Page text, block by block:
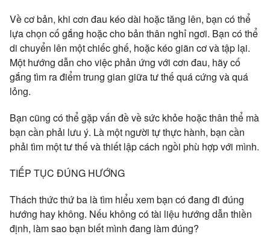
Về cơ bản, khi cơn đau kéo dài hoặc tăng lên, bạn có thể
lựa chọn cố gắng hoặc cho bản thân nghỉ ngơi. Bạn có thể
di chuyển lên một chiếc ghế, hoặc kéo giãn cơ và tập lại.
Một hướng dẫn cho việc phản ứng với cơn đau, hãy cố
gắng tìm ra điểm trung gian giữa tư thế quá cứng và quá
lỏng.
Bạn cũng có thể gặp vấn đề về sức khỏe hoặc thân thể mà
bạn cần phải lưu ý. Là một người tự thực hành, bạn cần
phải tìm một tư thế và thiết lập cách ngồi phù hợp với mình.
TIẾP TỤC ĐÚNG HƯỚNG
Thách thức thứ ba là tìm hiểu xem bạn có đang đi đúng
hướng hay không. Nếu không có tài liệu hướng dẫn thiền
định, làm sao bạn biết mình đang làm đúng?